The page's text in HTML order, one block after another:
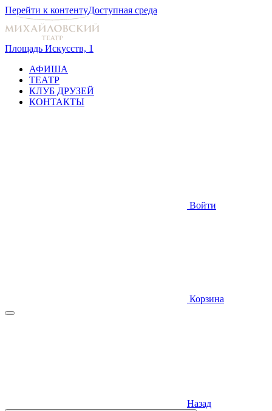
Перейти к контентуДоступная среда
Площадь Искусств, 1
АФИША
ТЕАТР
КЛУБ ДРУЗЕЙ
КОНТАКТЫ
Войти
Корзина
Назад